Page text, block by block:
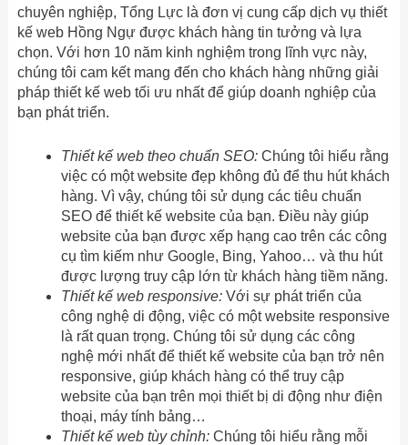
chuyên nghiệp, Tổng Lực là đơn vị cung cấp dịch vụ thiết
kế web Hồng Ngự được khách hàng tin tưởng và lựa
chọn. Với hơn 10 năm kinh nghiệm trong lĩnh vực này,
chúng tôi cam kết mang đến cho khách hàng những giải
pháp thiết kế web tối ưu nhất để giúp doanh nghiệp của
bạn phát triển.
Thiết kế web theo chuẩn SEO:Chúng tôi hiểu rằng
việc có một website đẹp không đủ để thu hút khách
hàng. Vì vậy, chúng tôi sử dụng các tiêu chuẩn
SEO để thiết kế website của bạn. Điều này giúp
website của bạn được xếp hạng cao trên các công
cụ tìm kiếm như Google, Bing, Yahoo… và thu hút
được lượng truy cập lớn từ khách hàng tiềm năng.
Thiết kế web responsive:Với sự phát triển của
công nghệ di động, việc có một website responsive
là rất quan trọng. Chúng tôi sử dụng các công
nghệ mới nhất để thiết kế website của bạn trở nên
responsive, giúp khách hàng có thể truy cập
website của bạn trên mọi thiết bị di động như điện
thoại, máy tính bảng…
Thiết kế web tùy chỉnh:Chúng tôi hiểu rằng mỗi